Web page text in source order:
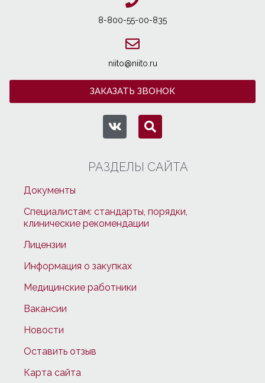
8-800-55-00-835
niito@niito.ru
ЗАКАЗАТЬ ЗВОНОК
РАЗДЕЛЫ САЙТА
Документы
Специалистам: стандарты, порядки,
клинические рекомендации
Лицензии
Информация о закупках
Медицинские работники
Вакансии
Новости
Оставить отзыв
Карта сайта